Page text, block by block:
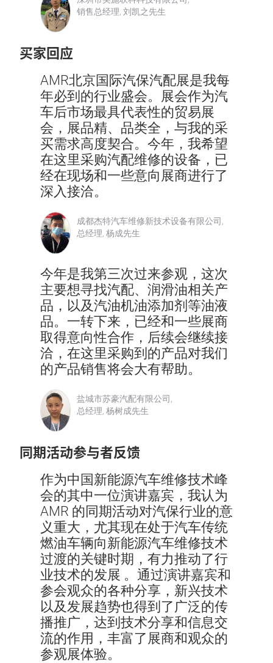
销售总经理, 刘凯之先生
买家回应
AMR北京国际汽保汽配展是我每
年必到的行业盛会。展会作为汽
车后市场最具代表性的贸易展
会，展品精、品类全，与我的采
买需求高度契合。今年，我希望
在这里采购汽配维修的设备，已
经在现场和一些意向展商进行了
深入接洽。
成都杰特汽车维修新技术设备有限公司,
总经理, 杨成先生
今年是我第三次过来参观，这次
主要想寻找汽配、润滑油相关产
品，以及汽油机油添加剂等油液
品。一转下来，已经和一些展商
取得意向性合作，后续会继续接
洽，在这里采购到的产品对我们
的产品销售将会大有帮助。
盐城市苏豪汽配有限公司,
总经理, 杨树成先生
同期活动参与者反馈
作为中国新能源汽车维修技术峰
会的其中一位演讲嘉宾，我认为
AMR 的同期活动对汽保行业的意
义重大，尤其现在处于汽车传统
燃油车辆向新能源汽车维修技术
过渡的关键时期，有力推动了行
业技术的发展 。通过演讲嘉宾和
参会观众的各种分享，新兴技术
以及发展趋势也得到了广泛的传
播推广，达到技术分享和信息交
流的作用，丰富了展商和观众的
参观展体验。